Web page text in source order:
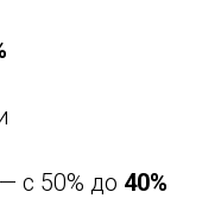
с 50% до 40%